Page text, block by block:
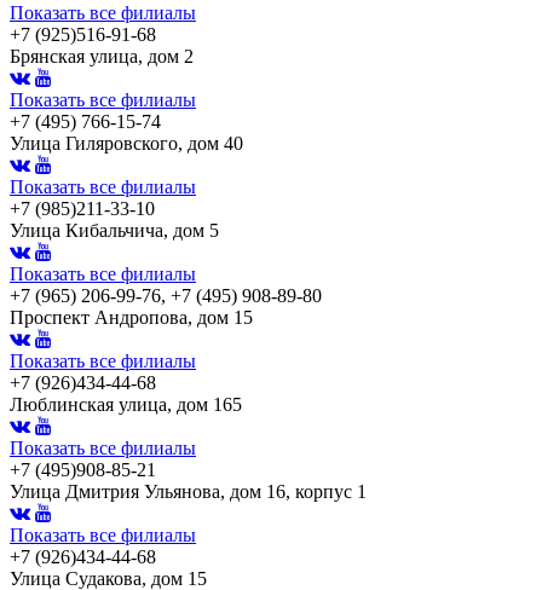
Показать все филиалы
+7 (925)516-91-68
Брянская улица, дом 2
Показать все филиалы
+7 (495) 766-15-74
Улица Гиляровского, дом 40
Показать все филиалы
+7 (985)211-33-10
Улица Кибальчича, дом 5
Показать все филиалы
+7 (965) 206-99-76, +7 (495) 908-89-80
Проспект Андропова, дом 15
Показать все филиалы
+7 (926)434-44-68
Люблинская улица, дом 165
Показать все филиалы
+7 (495)908-85-21
Улица Дмитрия Ульянова, дом 16, корпус 1
Показать все филиалы
+7 (926)434-44-68
Улица Судакова, дом 15